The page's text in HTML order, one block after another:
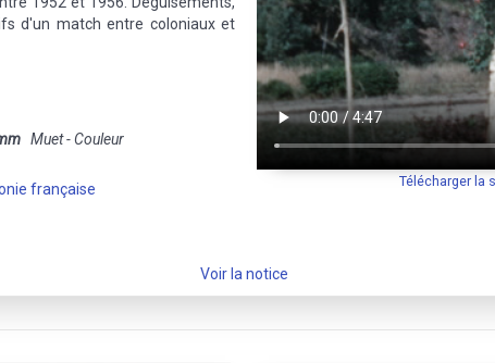
Télécharger la
d'un match entre coloniaux et
Muet - Couleur
française
Voir la notice